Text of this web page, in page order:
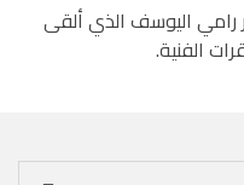
اليوسف الذي ألقى
الفنية.